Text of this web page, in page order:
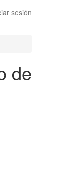
sesión
de